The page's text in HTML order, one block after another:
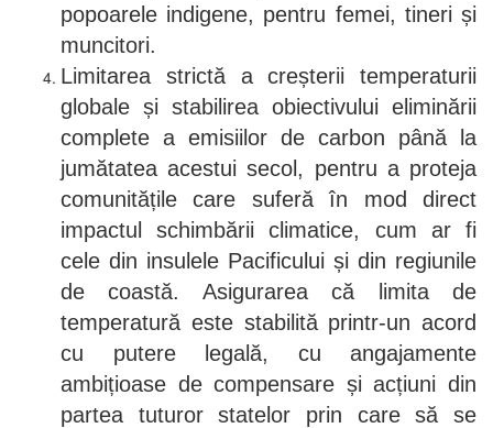
popoarele indigene, pentru femei, tineri și
muncitori.
Limitarea strictă a creșterii temperaturii
globale și stabilirea obiectivului eliminării
complete a emisiilor de carbon până la
jumătatea acestui secol, pentru a proteja
comunitățile care suferă în mod direct
impactul schimbării climatice, cum ar fi
cele din insulele Pacificului și din regiunile
de coastă. Asigurarea că limita de
temperatură este stabilită printr-un acord
cu putere legală, cu angajamente
ambițioase de compensare și acțiuni din
partea tuturor statelor prin care să se